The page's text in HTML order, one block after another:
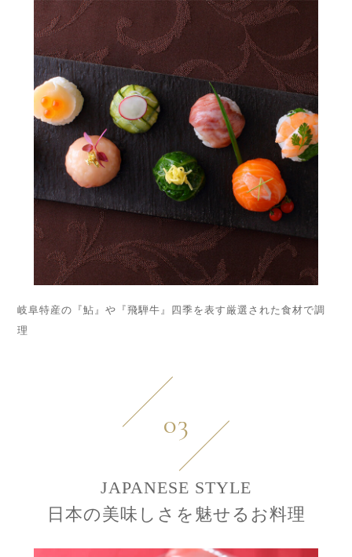
岐阜特産の『鮎』や『飛騨牛』四季を表す厳選された食材で調
理
03
JAPANESE STYLE
日本の美味しさを魅せるお料理